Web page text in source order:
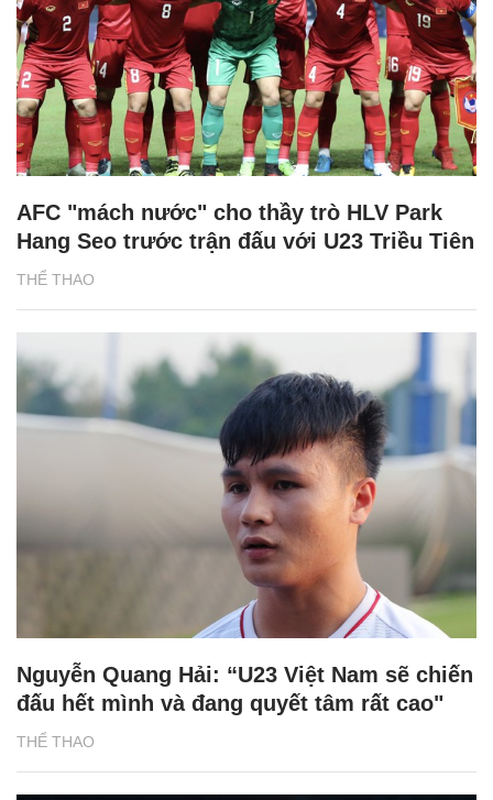
THỂ THAO
AFC "mách nước" cho thầy trò HLV Park
Hang Seo trước trận đấu với U23 Triều Tiên
THỂ THAO
Nguyễn Quang Hải: “U23 Việt Nam sẽ chiến
đấu hết mình và đang quyết tâm rất cao"